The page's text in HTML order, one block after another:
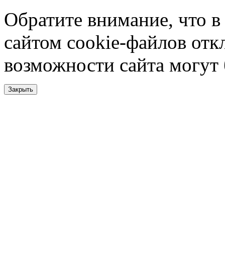
Обратите внимание, что в
сайтом cookie-файлов
возможности сайта
Закрыть